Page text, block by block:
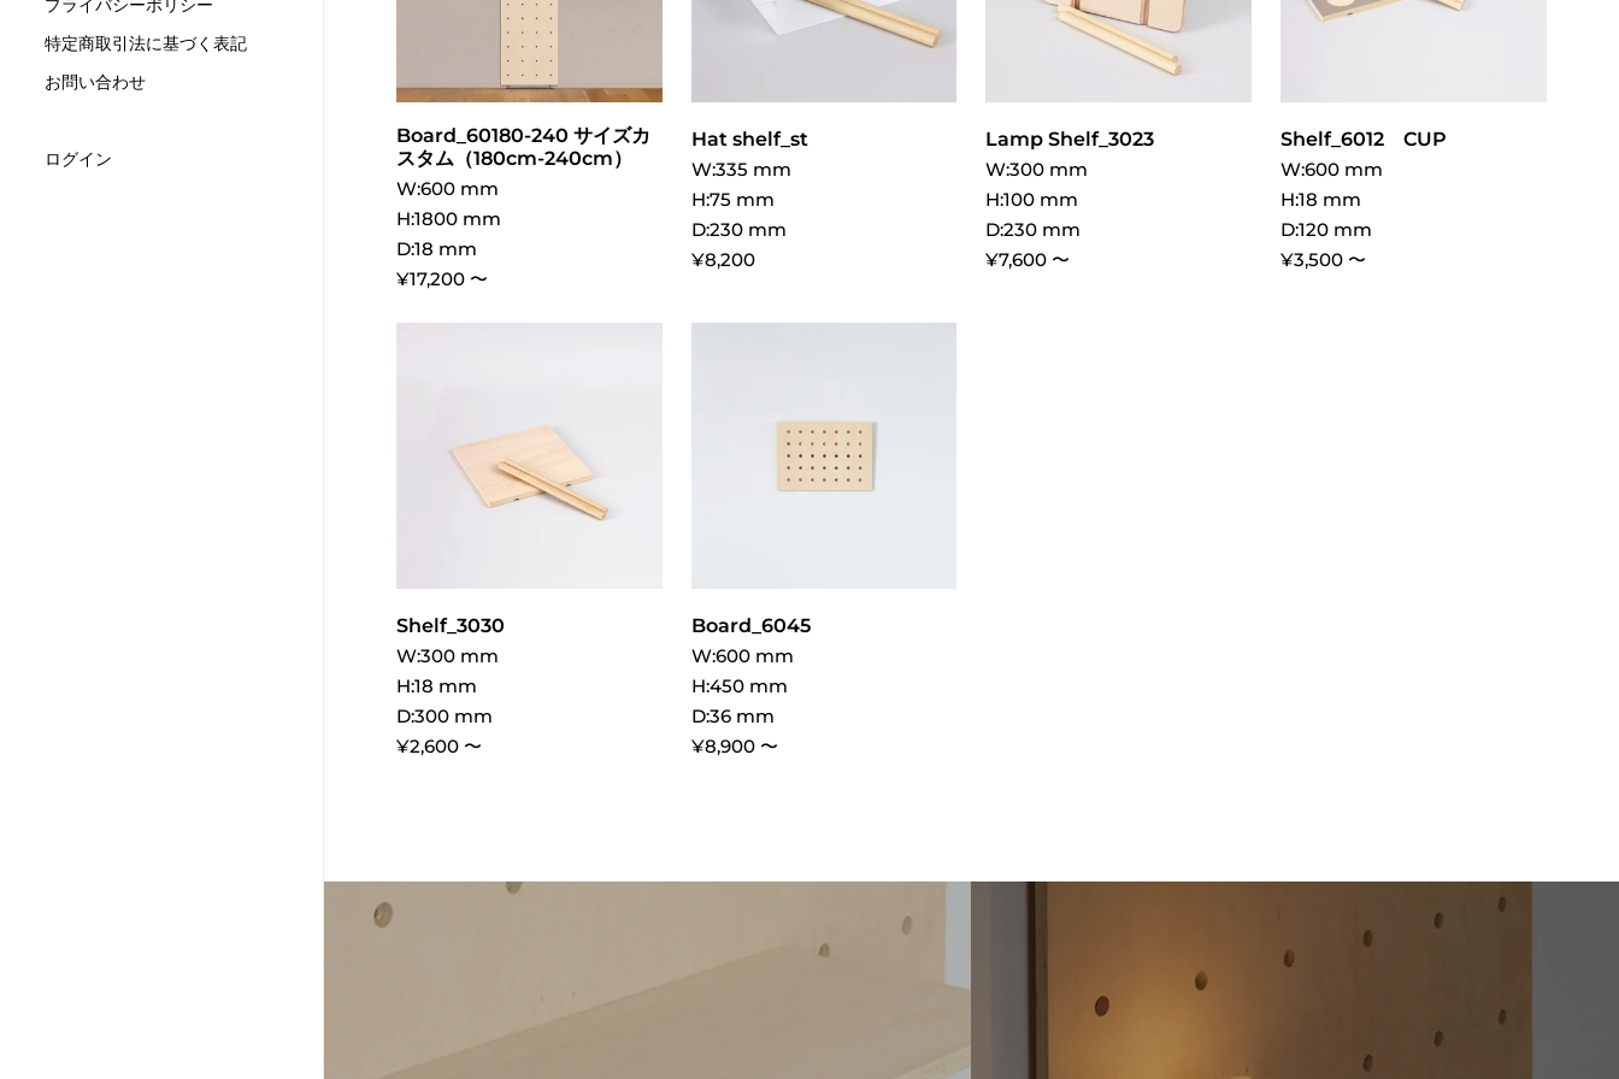
プライバシーポリシー
特定商取引法に基づく表記
お問い合わせ
ログイン
Board_60180-240 サイズカ
スタム（180cm-240cm）
W:600 mm
H:1800 mm
D:18 mm
¥17,200 〜
Hat shelf_st
W:335 mm
H:75 mm
D:230 mm
¥8,200
Lamp Shelf_3023
W:300 mm
H:100 mm
D:230 mm
¥7,600 〜
Shelf_6012 CUP
W:600 mm
H:18 mm
D:120 mm
¥3,500 〜
Shelf_3030
W:300 mm
H:18 mm
D:300 mm
¥2,600 〜
Board_6045
W:600 mm
H:450 mm
D:36 mm
¥8,900 〜